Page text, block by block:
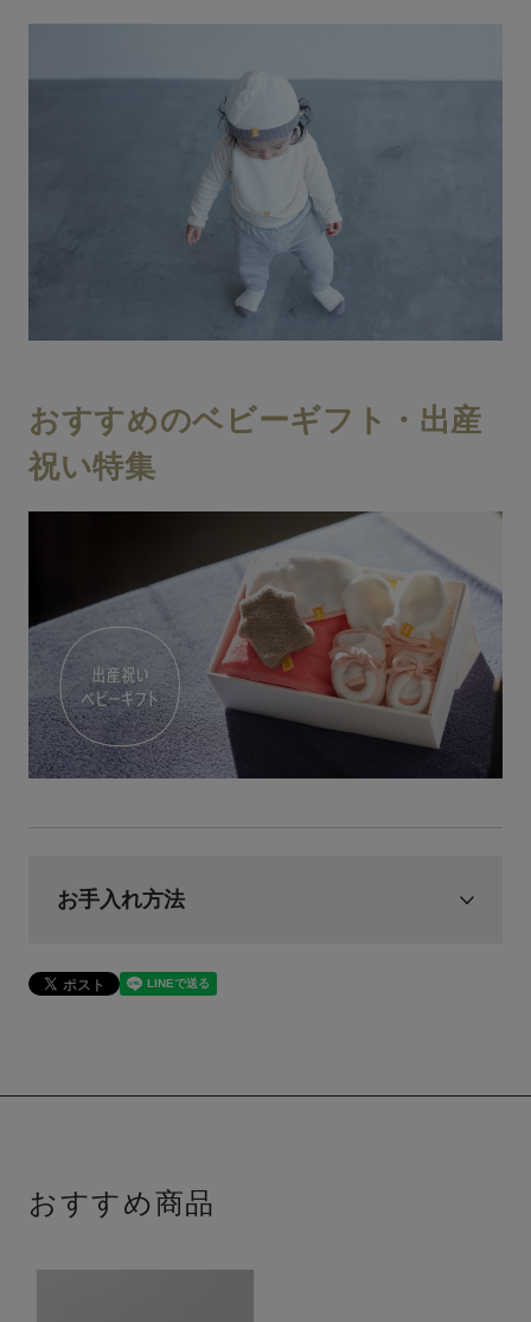
おすすめのベビーギフト・出産
祝い特集
お手入れ方法
おすすめ商品